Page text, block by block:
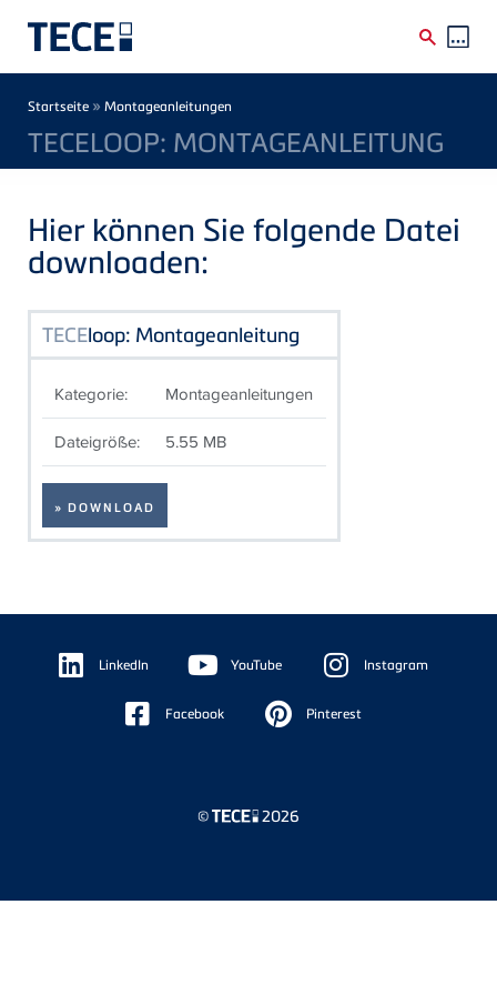
Breadcrumb
Startseite » Montageanleitungen
TECELOOP: MONTAGEANLEITUNG
Hier können Sie folgende Datei
downloaden:
TECEloop: Montageanleitung
Kategorie: Montageanleitungen
Dateigröße: 5.55 MB
» DOWNLOAD
Floating
Sidebar LinkedIn YouTube Instagram
Facebook Pinterest
© 2026